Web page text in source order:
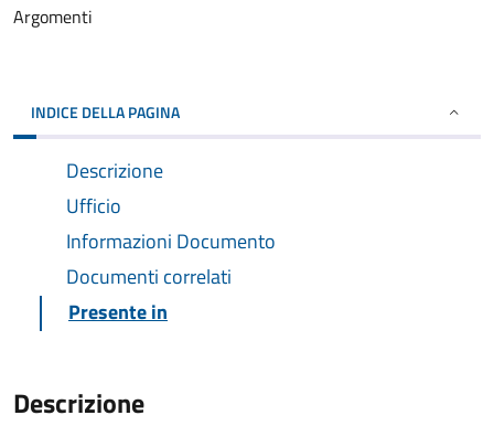
Argomenti
INDICE DELLA PAGINA
Descrizione
Ufficio
Informazioni Documento
Documenti correlati
Presente in
Descrizione